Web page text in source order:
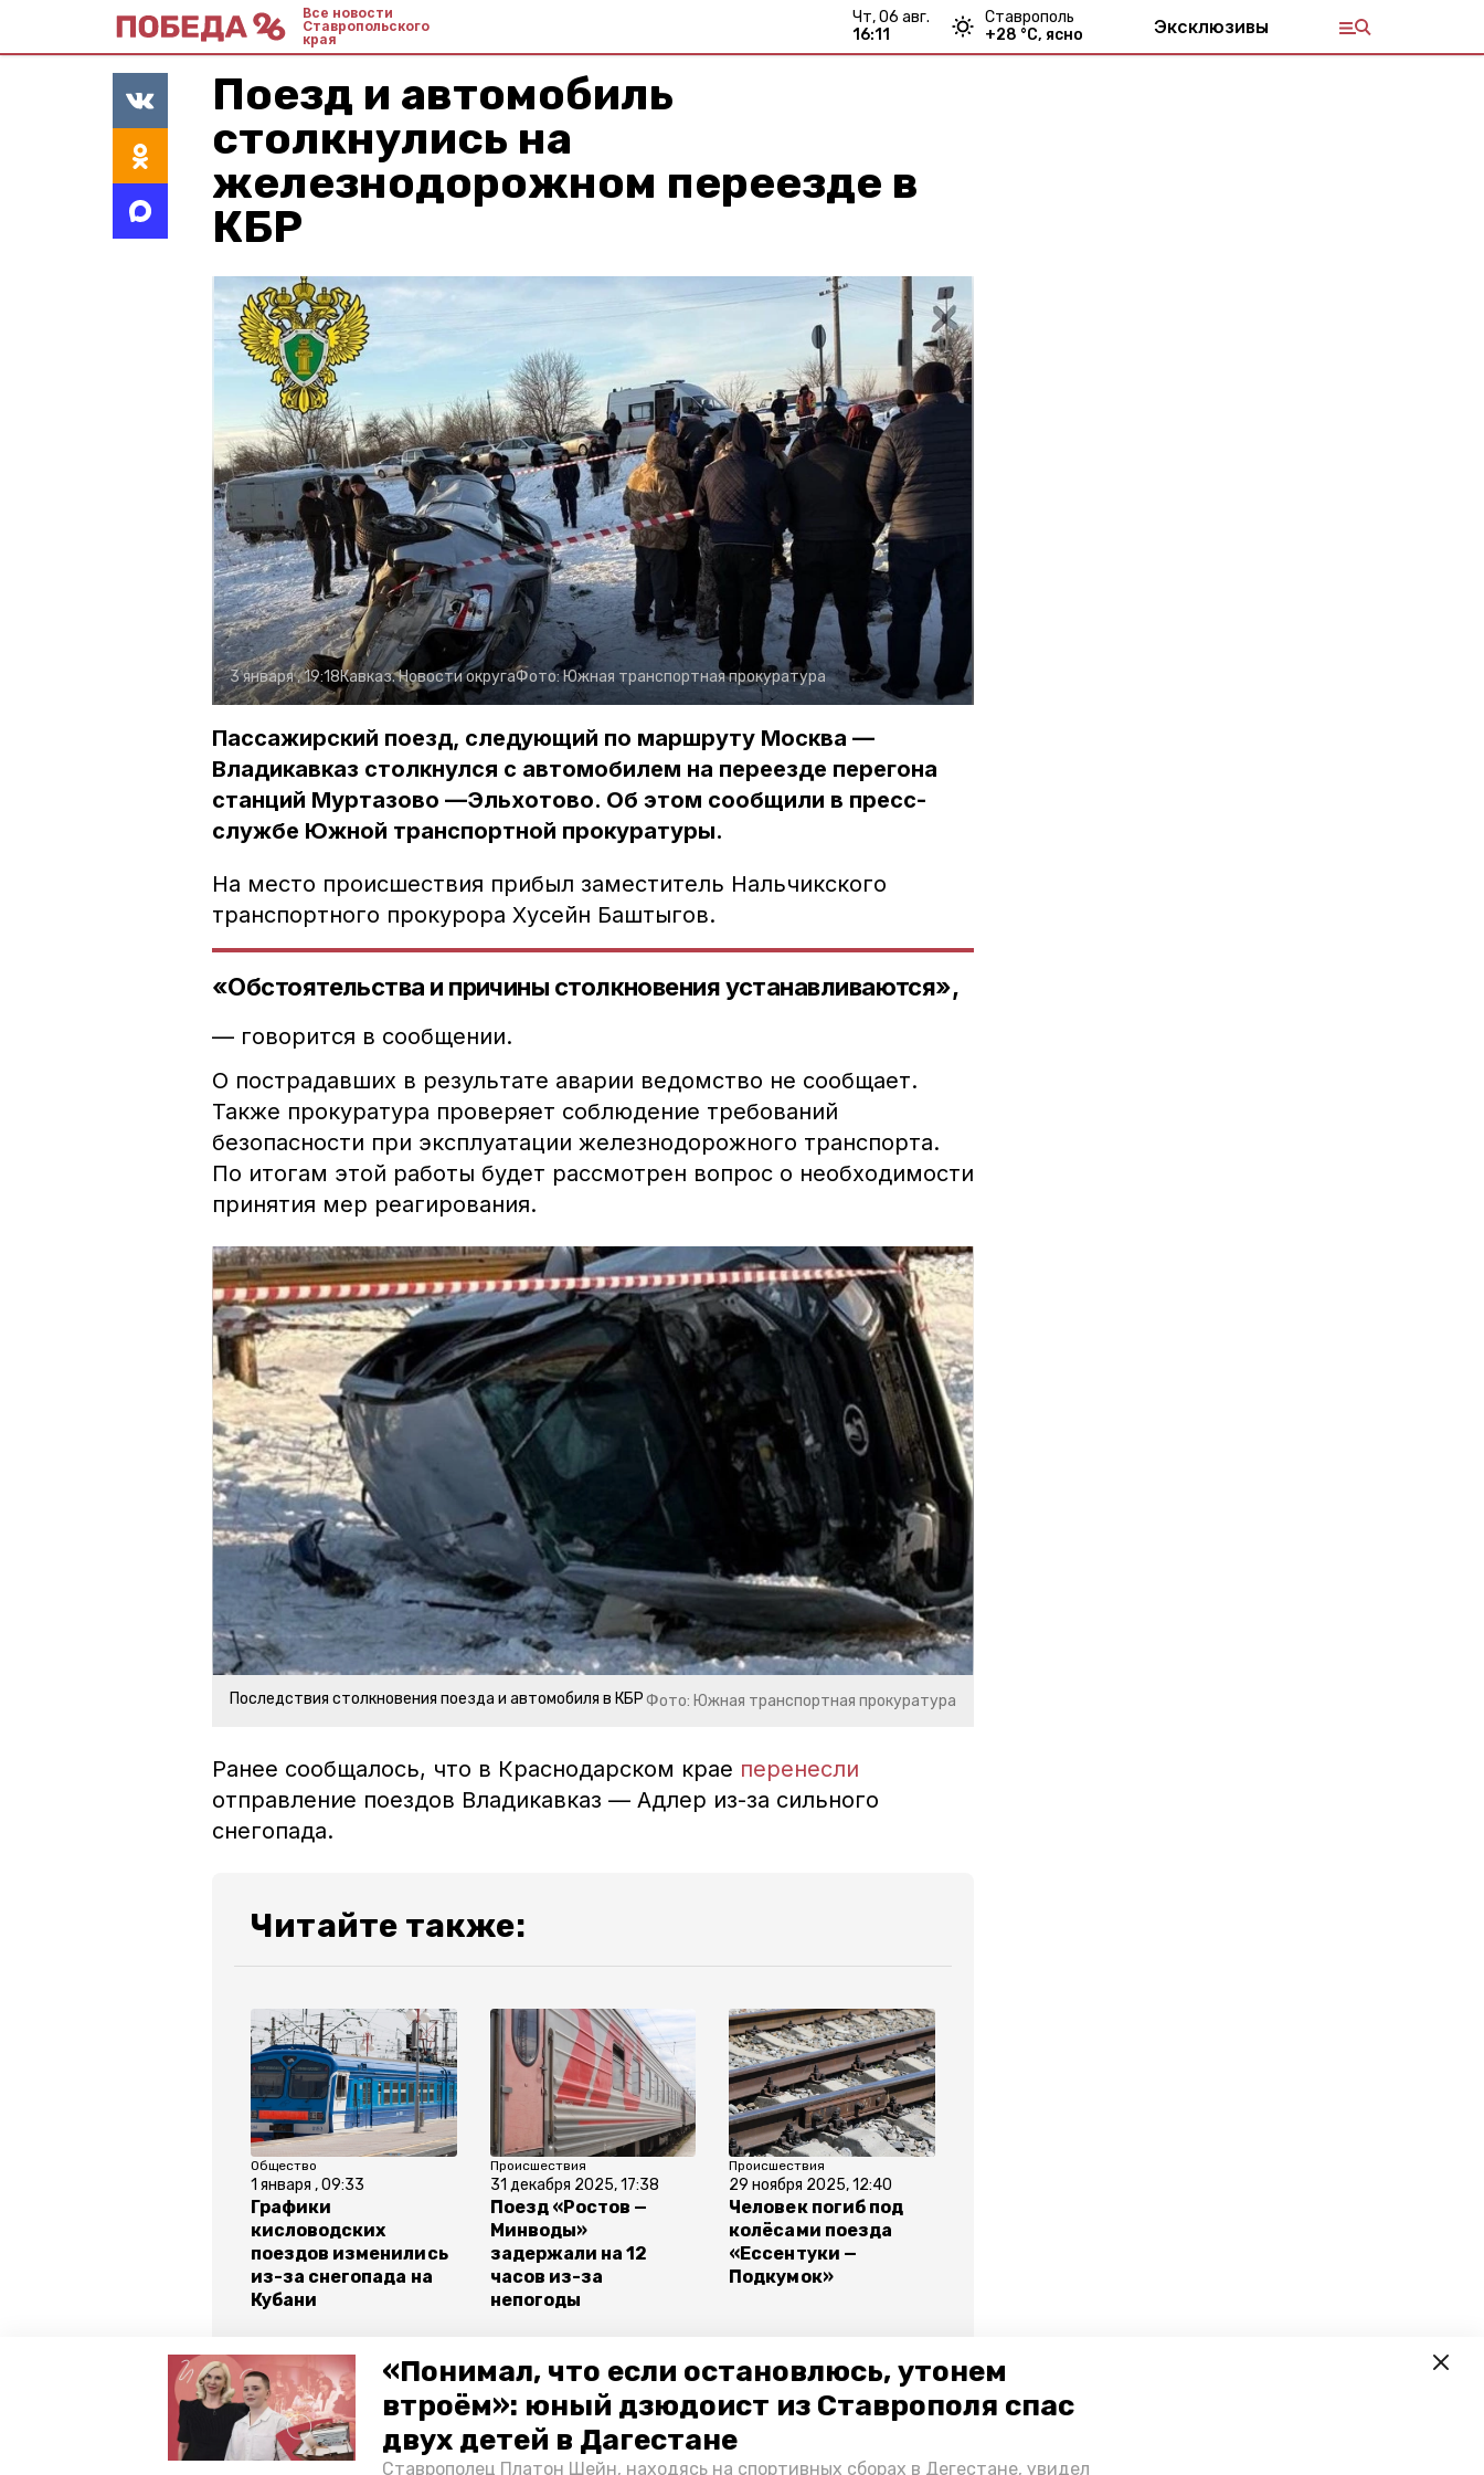
«Понимал, что если остановлюсь, утонем
втроём»: юный дзюдоист из Ставрополя спас
двух детей в Дагестане
Ставрополец Платон Шейн, находясь на спортивных сборах в Дегестане, увидел
Все новости
Ставропольского
края
чт, 06 авг.
16:11
Ставрополь
+28 °С, ясно Эксклюзивы
Поезд и автомобиль
столкнулись на
железнодорожном переезде в
КБР
3 января , 19:18Кавказ. Новости округаФото:Южная транспортная прокуратура
Пассажирский поезд, следующий по маршруту Москва —
Владикавказ столкнулся с автомобилем на переезде перегона
станций Муртазово —Эльхотово. Об этом сообщили в пресс-
службе Южной транспортной прокуратуры.
На место происшествия прибыл заместитель Нальчикского
транспортного прокурора Хусейн Баштыгов.
«Обстоятельства и причины столкновения устанавливаются»,
— говорится в сообщении.
О пострадавших в результате аварии ведомство не сообщает.
Также прокуратура проверяет соблюдение требований
безопасности при эксплуатации железнодорожного транспорта.
По итогам этой работы будет рассмотрен вопрос о необходимости
принятия мер реагирования.
Последствия столкновения поезда и автомобиля в КБРФото: Южная транспортная прокуратура
Ранее сообщалось, что в Краснодарском крае перенесли
отправление поездов Владикавказ — Адлер из-за сильного
снегопада.
Читайте также:
Общество
1 января , 09:33
Графики
кисловодских
поездов изменились
из-за снегопада на
Кубани
Происшествия
31 декабря 2025, 17:38
Поезд «Ростов —
Минводы»
задержали на 12
часов из-за
непогоды
Происшествия
29 ноября 2025, 12:40
Человек погиб под
колёсами поезда
«Ессентуки —
Подкумок»
Все новости
кбр авария поезд автомобиль южная транспортная прокуратура